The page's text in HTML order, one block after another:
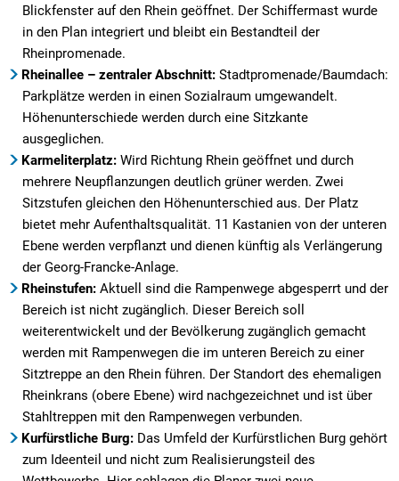
Blickfenster auf den Rhein geöffnet. Der Schiffermast wurde
in den Plan integriert und bleibt ein Bestandteil der
Rheinpromenade.
Rheinallee – zentraler Abschnitt: Stadtpromenade/Baumdach:
Parkplätze werden in einen Sozialraum umgewandelt.
Höhenunterschiede werden durch eine Sitzkante
ausgeglichen.
Karmeliterplatz: Wird Richtung Rhein geöffnet und durch
mehrere Neupflanzungen deutlich grüner werden. Zwei
Sitzstufen gleichen den Höhenunterschied aus. Der Platz
bietet mehr Aufenthaltsqualität. 11 Kastanien von der unteren
Ebene werden verpflanzt und dienen künftig als Verlängerung
der Georg-Francke-Anlage.
Rheinstufen: Aktuell sind die Rampenwege abgesperrt und der
Bereich ist nicht zugänglich. Dieser Bereich soll
weiterentwickelt und der Bevölkerung zugänglich gemacht
werden mit Rampenwegen die im unteren Bereich zu einer
Sitztreppe an den Rhein führen. Der Standort des ehemaligen
Rheinkrans (obere Ebene) wird nachgezeichnet und ist über
Stahltreppen mit den Rampenwegen verbunden.
Kurfürstliche Burg: Das Umfeld der Kurfürstlichen Burg gehört
zum Ideenteil und nicht zum Realisierungsteil des